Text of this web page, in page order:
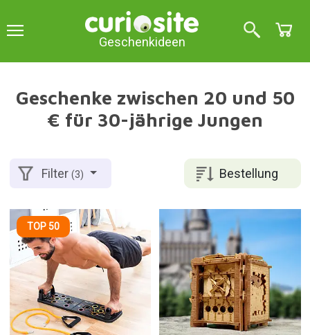
Geschenkideen
Geschenke zwischen 20 und 50
€ für 30-jährige Jungen
Bestellung
Filter(3)
TOP 50